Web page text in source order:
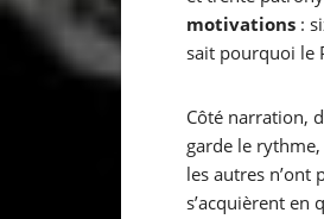
motivations :
sait pourquoi le
Côté narration,
garde le
les autres n’ont
s’acquièrent en